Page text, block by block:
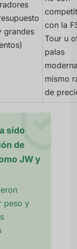
grandes
con la
Tour u
palas
mismo
de
sido
de
JW y
peso y